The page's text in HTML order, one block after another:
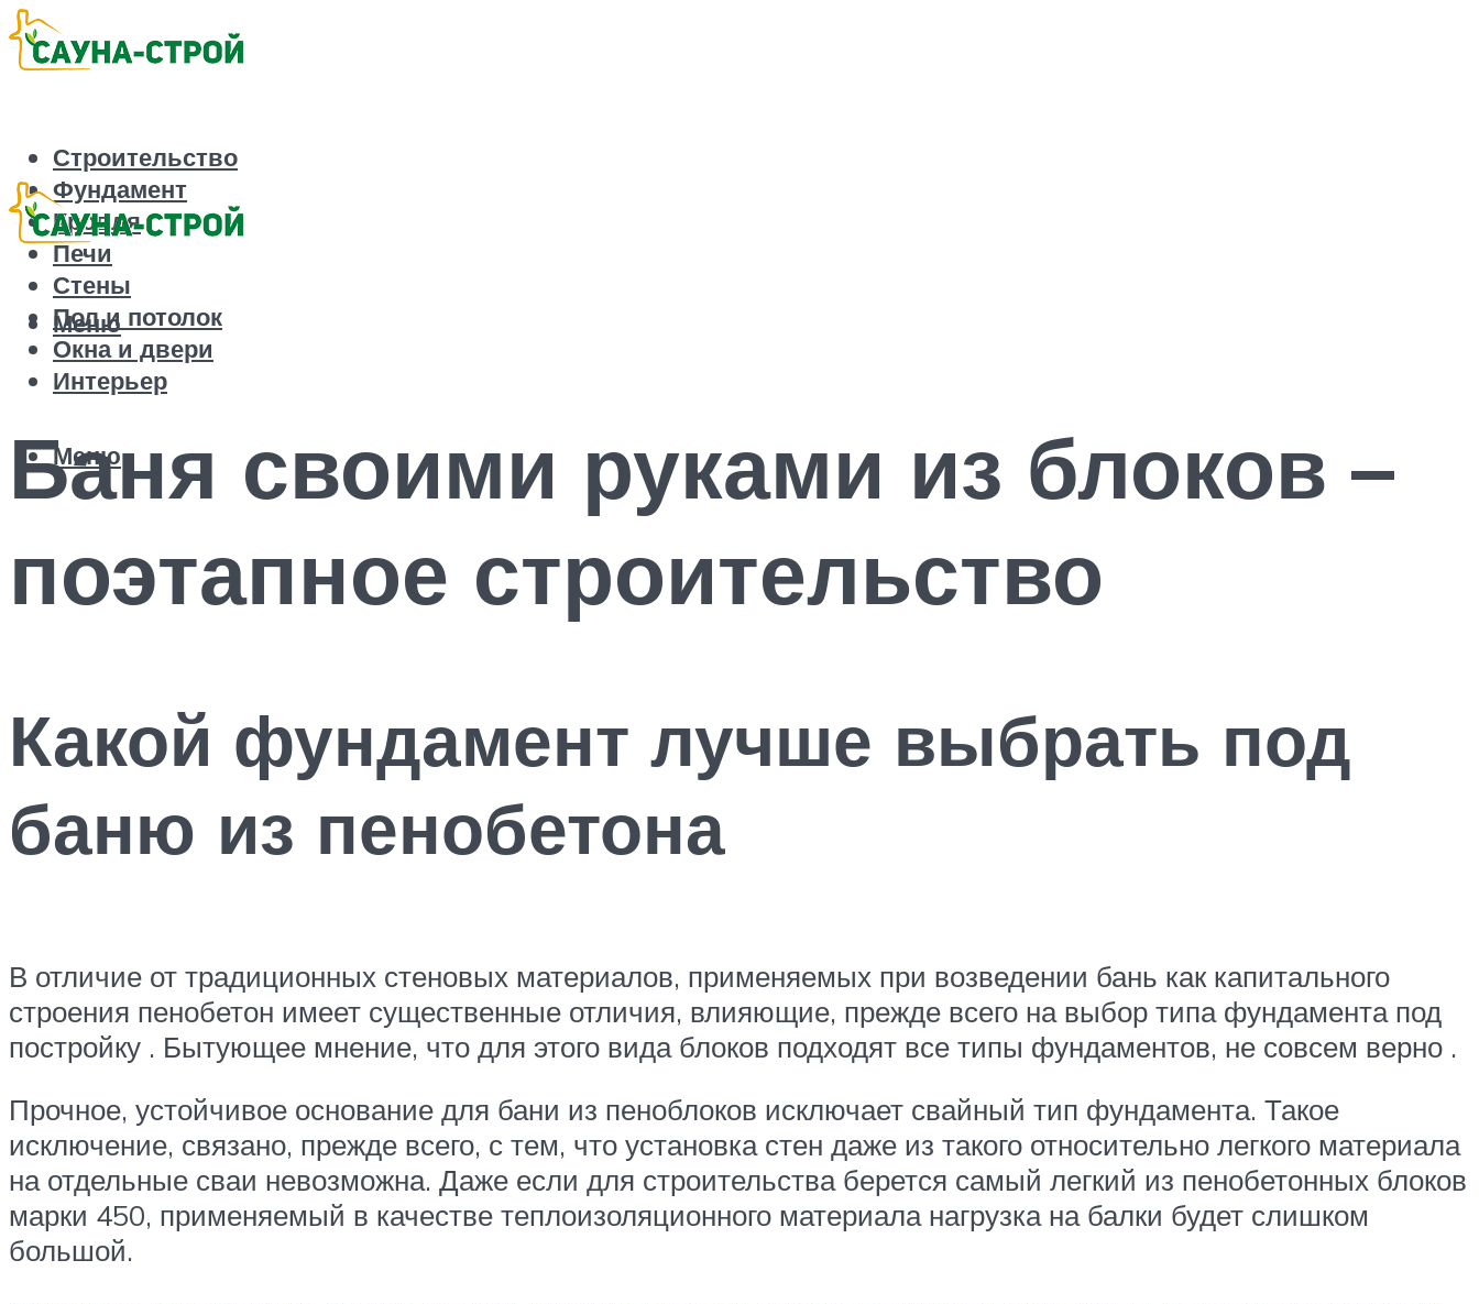
Строительство
Фундамент
Кровля
Печи
Стены
Пол и потолок
Окна и двери
Интерьер
Меню
Меню
Баня своими руками из блоков –
поэтапное строительство
Какой фундамент лучше выбрать под
баню из пенобетона
В отличие от традиционных стеновых материалов, применяемых при возведении бань как капитального
строения пенобетон имеет существенные отличия, влияющие, прежде всего на выбор типа фундамента под
постройку . Бытующее мнение, что для этого вида блоков подходят все типы фундаментов, не совсем верно .
Прочное, устойчивое основание для бани из пеноблоков исключает свайный тип фундамента. Такое
исключение, связано, прежде всего, с тем, что установка стен даже из такого относительно легкого материала
на отдельные сваи невозможна. Даже если для строительства берется самый легкий из пенобетонных блоков
марки 450, применяемый в качестве теплоизоляционного материала нагрузка на балки будет слишком
большой.